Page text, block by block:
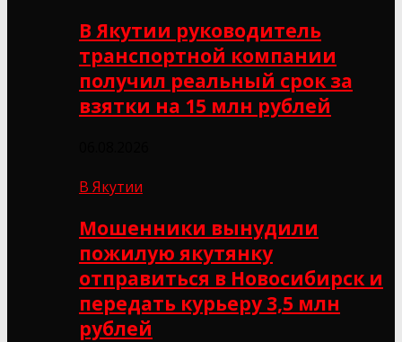
В Якутии руководитель
транспортной компании
получил реальный срок за
взятки на 15 млн рублей
В Якутии
Мошенники вынудили
пожилую якутянку
отправиться в Новосибирск и
передать курьеру 3,5 млн
рублей